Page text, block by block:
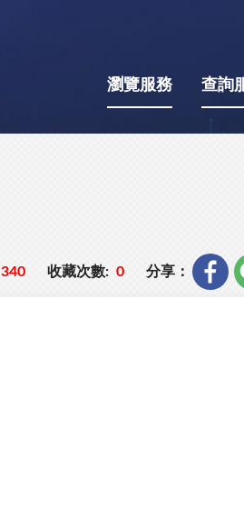
瀏覽服務 查詢
340 收藏次數: 0 分享：